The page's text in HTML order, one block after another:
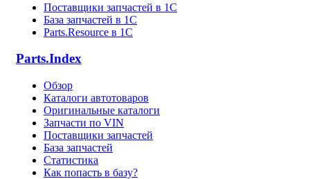
Поставщики запчастей в 1C
База запчастей в 1С
Parts.Resource в 1C
Parts.Index
Обзор
Каталоги автотоваров
Оригинальные каталоги
Запчасти по VIN
Поставщики запчастей
База запчастей
Статистика
Как попасть в базу?